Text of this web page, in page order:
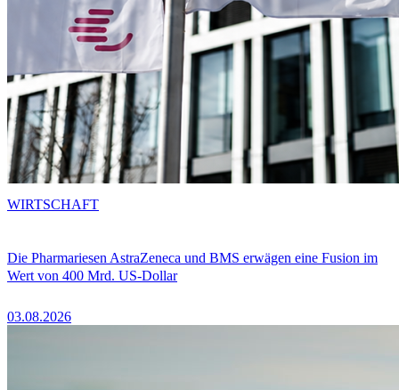
Die Pharmariesen AstraZeneca und BMS erwägen eine Fusion im
Wert von 400 Mrd. US-Dollar
03.08.2026
WIRTSCHAFT